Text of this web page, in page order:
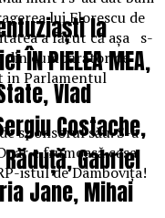
lui Florescu de
a făcut că așa s-
din cumpărător de
in Parlamentul
sponsorul său. S-a
e frumoasă casa
istul de Dâmbovița!
la
PIELEA MEA,
Vlad
Costache,
Gabriel
Jane, Mihai